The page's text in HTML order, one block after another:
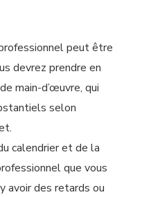
peut être
devrez prendre en
main-d’œuvre, qui
selon
calendrier et de la
que vous
avoir des retards ou